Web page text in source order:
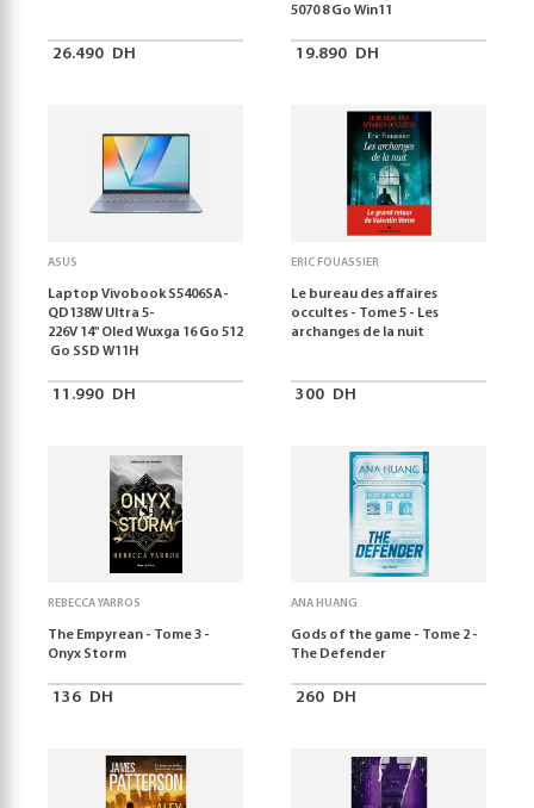
26.490 DH
5070 8 Go Win11
19.890 DH
ASUS
Laptop Vivobook S5406SA-
QD138W Ultra 5-
226V 14" Oled Wuxga 16 Go 512
Go SSD W11H
11.990 DH
ERIC FOUASSIER
Le bureau des affaires
occultes - Tome 5 - Les
archanges de la nuit
300 DH
REBECCA YARROS
The Empyrean - Tome 3 -
Onyx Storm
136 DH
ANA HUANG
Gods of the game - Tome 2 -
The Defender
260 DH